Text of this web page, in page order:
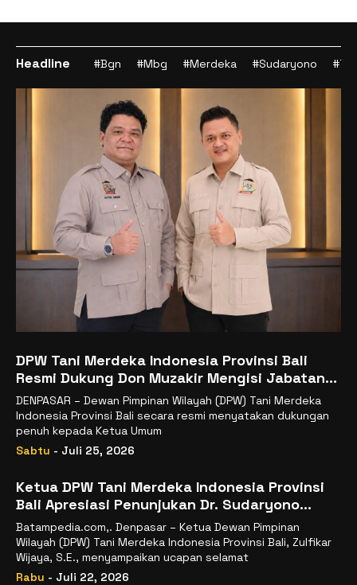
Headline #Bgn #Mbg #Merdeka #Sudaryono
DPW Tani Merdeka Indonesia Provinsi Bali
Resmi Dukung Don Muzakir Mengisi Jabatan
Wakil Menteri Pertanian RI
DENPASAR – Dewan Pimpinan Wilayah (DPW) Tani Merdeka
Indonesia Provinsi Bali secara resmi menyatakan dukungan
penuh kepada Ketua Umum
Sabtu - Juli 25, 2026
Ketua DPW Tani Merdeka Indonesia Provinsi
Bali Apresiasi Penunjukan Dr. Sudaryono
sebagai Kepala Badan Gizi Nasional
Batampedia.com,. Denpasar – Ketua Dewan Pimpinan
Wilayah (DPW) Tani Merdeka Indonesia Provinsi Bali, Zulfikar
Wijaya, S.E., menyampaikan ucapan selamat
Rabu - Juli 22, 2026